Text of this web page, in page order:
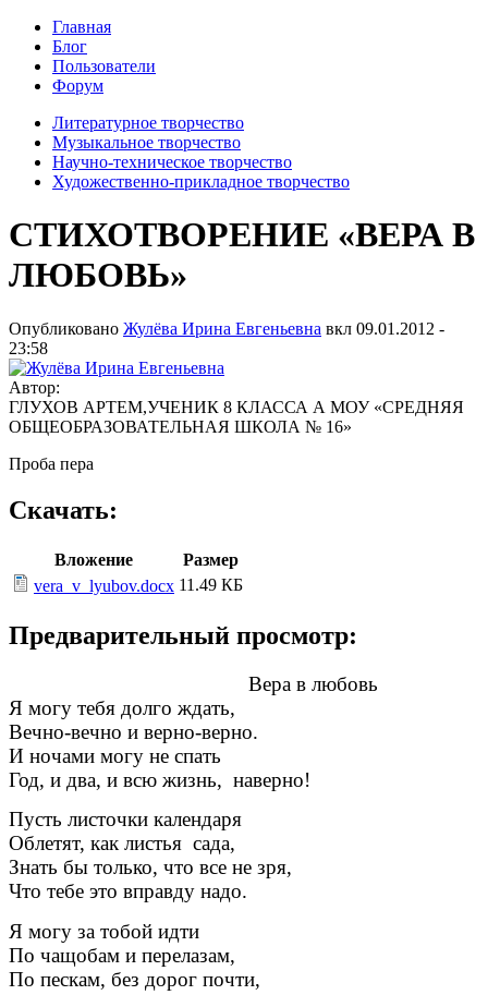
Главная
Блог
Пользователи
Форум
Литературное творчество
Музыкальное творчество
Научно-техническое творчество
Художественно-прикладное творчество
СТИХОТВОРЕНИЕ «ВЕРА В
ЛЮБОВЬ»
Опубликовано Жулёва Ирина Евгеньевна вкл 09.01.2012 -
23:58
Автор:
ГЛУХОВ АРТЕМ,УЧЕНИК 8 КЛАССА А МОУ «СРЕДНЯЯ
ОБЩЕОБРАЗОВАТЕЛЬНАЯ ШКОЛА № 16»
Проба пера
Скачать:
Вложение
Размер
vera_v_lyubov.docx 11.49 КБ
Предварительный просмотр:
Вера в любовь
Я могу тебя долго ждать,
Вечно-вечно и верно-верно.
И ночами могу не спать
Год, и два, и всю жизнь, наверно!
Пусть листочки календаря
Облетят, как листья сада,
Знать бы только, что все не зря,
Что тебе это вправду надо.
Я могу за тобой идти
По чащобам и перелазам,
По пескам, без дорог почти,